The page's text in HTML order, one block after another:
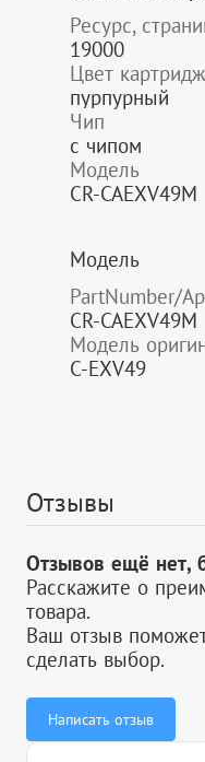
Ресурс,
19000
Цвет
пурпурный
Чип
с чипом
Модель
CR-CAEXV49M
Модель
PartNumber/
CR-CAEXV49M
Модель
C-EXV49
Отзывы
Отзывов ещё нет,
Расскажите о
товара.
Ваш отзыв
сделать выбор.
Написать отзыв